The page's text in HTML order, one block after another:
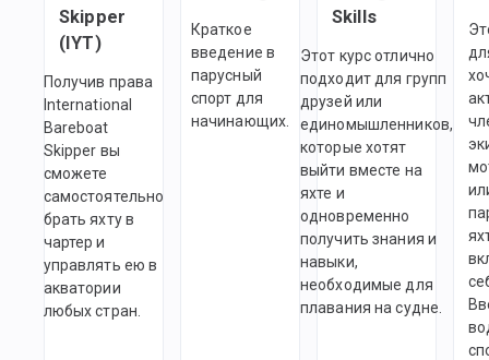
Skipper
(IYT)
Получив права
International
Bareboat
Skipper вы
сможете
самостоятельно
брать яхту в
чартер и
управлять ею в
акватории
любых стран.
Краткое
введение в
парусный
спорт для
начинающих.
Skills
Этот курс отлично
подходит для групп
друзей или
единомышленников,
которые хотят
выйти вместе на
яхте и
одновременно
получить знания и
навыки,
необходимые для
плавания на судне.